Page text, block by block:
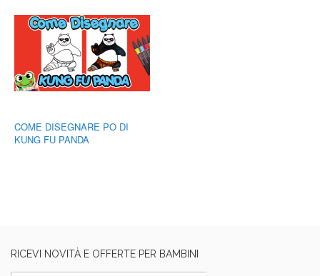
COME DISEGNARE PO DI
KUNG FU PANDA
RICEVI NOVITÀ E OFFERTE PER BAMBINI